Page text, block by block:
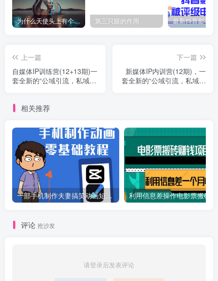
为什么天使头上有个圈？ 第三只眼的作用
上一篇
自媒体IP训练营(12+13期)一
套全新的“公域引流，私域成
下一篇
新媒体IP内训营(12期)，一
套全新的“公域引流，私域成
相关推荐
一部手机制作夫妻搞笑动画短视频教程，零基础也能快速上手
评论 抢沙发
请登录后发表评论